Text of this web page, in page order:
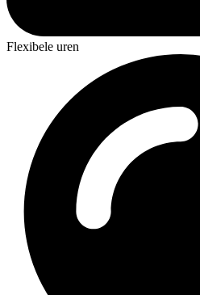
Flexibele uren